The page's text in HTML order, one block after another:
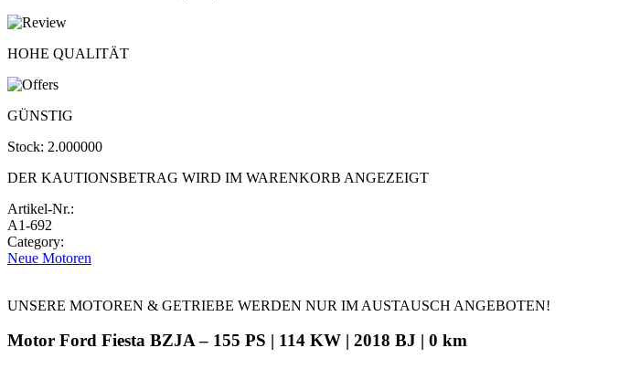
HOHE QUALITÄT
GÜNSTIG
Stock: 2.000000
DER KAUTIONSBETRAG WIRD IM WARENKORB ANGEZEIGT
Artikel-Nr.:
A1-692
Category:
Neue Motoren
UNSERE MOTOREN & GETRIEBE WERDEN NUR IM AUSTAUSCH ANGEBOTEN!
Motor Ford Fiesta BZJA – 155 PS | 114 KW | 2018 BJ | 0 km